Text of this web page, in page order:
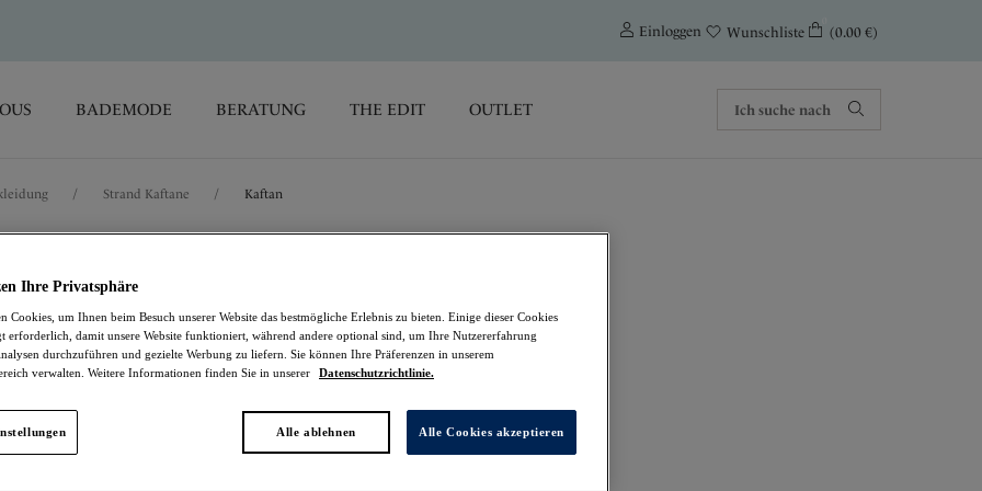
Einloggen Wunschliste (0.00 €)
BADEMODE BERATUNG THE EDIT OUTLET
/ Strand Kaftane / Kaftan
Kaftan
Lacquered Black
39,47 € war 78,95 €
Ihre Privatsphäre
Cookies, um Ihnen beim Besuch unserer Website das bestmögliche Erlebnis zu bieten. Einige dieser Cookies
erforderlich, damit unsere Website funktioniert, während andere optional sind, um Ihre Nutzererfahrung
durchzuführen und gezielte Werbung zu liefern. Sie können Ihre Präferenzen in unserem
verwalten. Weitere Informationen finden Sie in unserer
Datenschutzrichtlinie.
Alle ablehnen Alle Cookies akzeptieren